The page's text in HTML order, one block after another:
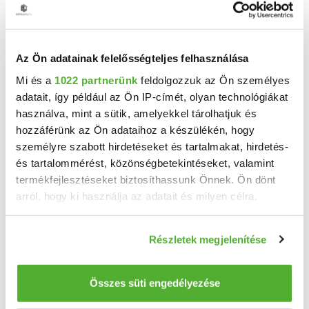
Az Ön adatainak felelősségteljes felhasználása
Mi és a 1022 partnerünk feldolgozzuk az Ön személyes
adatait, így például az Ön IP-címét, olyan technológiákat
használva, mint a sütik, amelyekkel tárolhatjuk és
hozzáférünk az Ön adataihoz a készülékén, hogy
személyre szabott hirdetéseket és tartalmakat, hirdetés-
és tartalommérést, közönségbetekintéseket, valamint
termékfejlesztéseket biztosíthassunk Önnek. Ön dönt
arról, hogy ki használja az adatait és milyen célra.
Információgyűjtés az Ön földrajzi elhelyezkedéséről
pár méteres pontossággal
Az Ön készülékén beazonosítása annak konkrét
Részletek megjelenítése
Összes süti engedélyezése
+36 1 690
TELEFONSZÁM FELFEDÉSE
Bolyós Márta Jusztina
Duna House Szent István tér
Neved
Telefonszámod